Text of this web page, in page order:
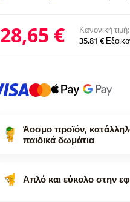
28,65 €
Κανονική τιμή:
35,81 €
Άοσμο προϊόν,
παιδικά δωμάτια
Απλό και εύκολο στην